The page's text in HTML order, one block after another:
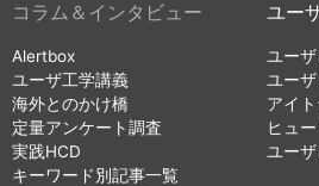
コラム＆インタビュー
Alertbox
ユーザ工学講義
海外とのかけ橋
定量アンケート調査
実践HCD
キーワード別記事一覧
ユー
ユー
ユー
アイ
ヒュ
ユー